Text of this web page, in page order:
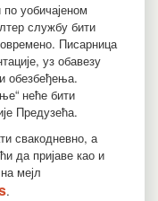
уобичајеном
службу бити
Писарница
уз обавезу
обезбеђења.
неће бити
Предузећа.
свакодневно, а
да пријаве као и
мејл
.